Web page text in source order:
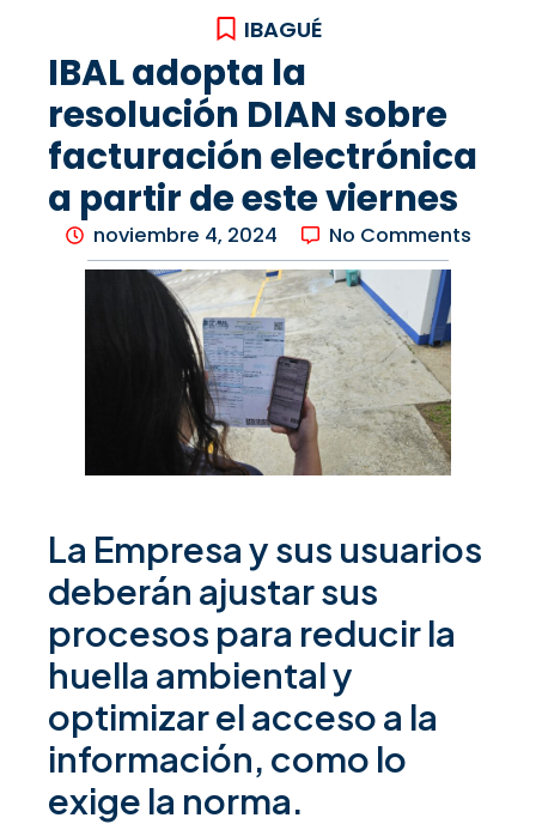
IBAGUÉ
IBAL adopta la
resolución DIAN sobre
facturación electrónica
a partir de este viernes
noviembre 4, 2024 No Comments
La Empresa y sus usuarios
deberán ajustar sus
procesos para reducir la
huella ambiental y
optimizar el acceso a la
información, como lo
exige la norma.